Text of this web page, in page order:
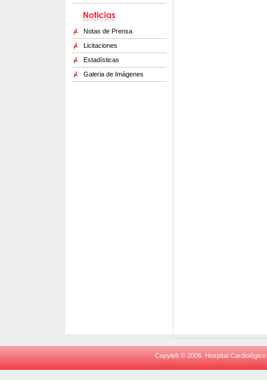
Notas de Prensa
Licitaciones
Estadísticas
Galeria de Imágenes
Copyleft © 2006. Hospital